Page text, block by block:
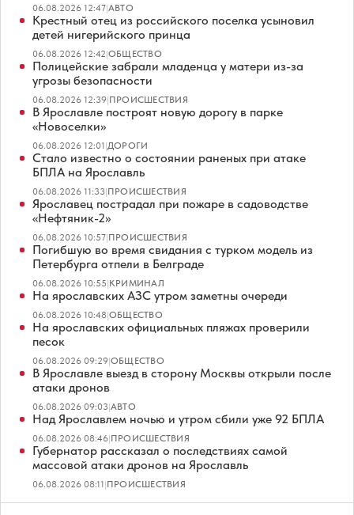
06.08.2026 12:47|АВТО
Крестный отец из российского поселка усыновил
детей нигерийского принца
06.08.2026 12:42|ОБЩЕСТВО
Полицейские забрали младенца у матери из-за
угрозы безопасности
06.08.2026 12:39|ПРОИСШЕСТВИЯ
В Ярославле построят новую дорогу в парке
«Новоселки»
06.08.2026 12:01|ДОРОГИ
Стало известно о состоянии раненых при атаке
БПЛА на Ярославль
06.08.2026 11:33|ПРОИСШЕСТВИЯ
Ярославец пострадал при пожаре в садоводстве
«Нефтяник-2»
06.08.2026 10:57|ПРОИСШЕСТВИЯ
Погибшую во время свидания с турком модель из
Петербурга отпели в Белграде
06.08.2026 10:55|КРИМИНАЛ
На ярославских АЗС утром заметны очереди
06.08.2026 10:48|ОБЩЕСТВО
На ярославских официальных пляжах проверили
песок
06.08.2026 09:29|ОБЩЕСТВО
В Ярославле выезд в сторону Москвы открыли после
атаки дронов
06.08.2026 09:03|АВТО
Над Ярославлем ночью и утром сбили уже 92 БПЛА
06.08.2026 08:46|ПРОИСШЕСТВИЯ
Губернатор рассказал о последствиях самой
массовой атаки дронов на Ярославль
06.08.2026 08:11|ПРОИСШЕСТВИЯ